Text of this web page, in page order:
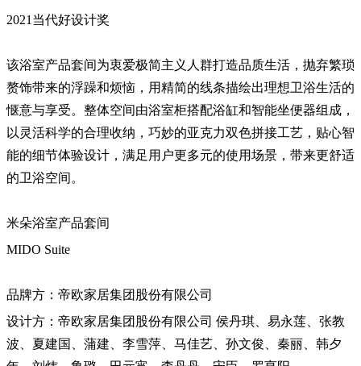
2021当代好设计奖
该浴室产品套间为衷爱极简主义人群打造品质生活，抛弃繁琐
赘饰带来的浮躁和烦恼，用精简的线条描绘出理想卫浴生活的
惬意与享受。整体空间由浴室柜搭配浴缸和智能坐便器组成，
以灵活科学的合理收纳，巧妙的亚克力双色拼接工艺，贴心智
能的细节体验设计，满足用户更多元的使用场景，带来更舒适
的卫浴空间。
米朵浴室产品套间
MIDO Suite
品牌方：帝欧家居集团股份有限公司
设计方：帝欧家居集团股份有限公司 侯丹琪、易永莲、张教
波、夏建国、蒲建、李雪萍、马佳艺、孙文俊、秦丽、韩夕